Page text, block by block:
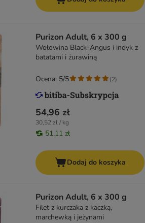
Purizon Adult, 6 x 300 g
Wołowina Black-Angus i indyk z
batatami i żurawiną
54,96 zł
30,52 zł / kg
51,11 zł
Ocena: 5/5 (2)
Dodaj do koszyka
Purizon Adult, 6 x 300 g
Filet z kurczaka z kaczką,
marchewką i jeżynami